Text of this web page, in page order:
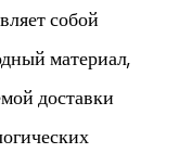
собой
материал,
доставки